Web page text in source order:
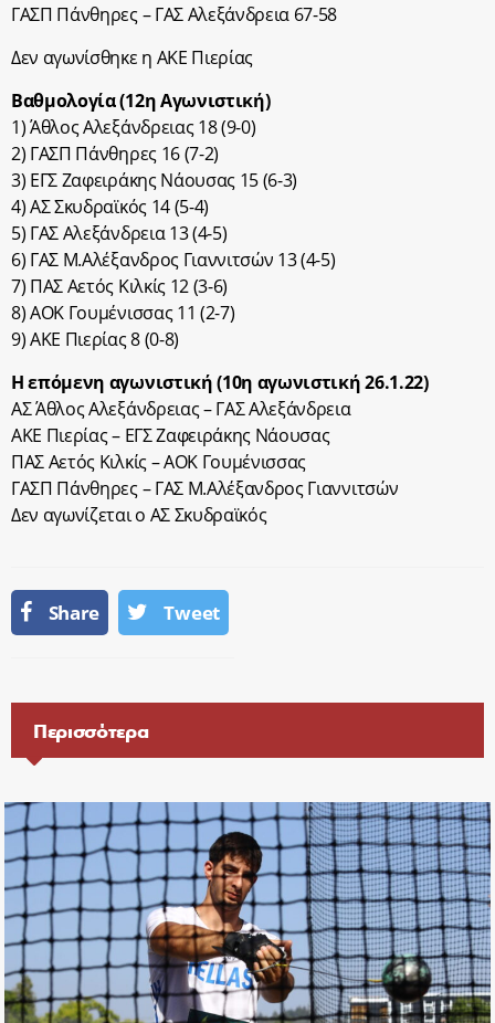
ΓΑΣΠ Πάνθηρες – ΓΑΣ Αλεξάνδρεια 67-58
Δεν αγωνίσθηκε η ΑΚΕ Πιερίας
Βαθμολογία (12η Αγωνιστική)
1) Άθλος Αλεξάνδρειας 18 (9-0)
2) ΓΑΣΠ Πάνθηρες 16 (7-2)
3) ΕΓΣ Ζαφειράκης Νάουσας 15 (6-3)
4) ΑΣ Σκυδραϊκός 14 (5-4)
5) ΓΑΣ Αλεξάνδρεια 13 (4-5)
6) ΓΑΣ Μ.Αλέξανδρος Γιαννιτσών 13 (4-5)
7) ΠΑΣ Αετός Κιλκίς 12 (3-6)
8) ΑΟΚ Γουμένισσας 11 (2-7)
9) ΑΚΕ Πιερίας 8 (0-8)
Η επόμενη αγωνιστική (10η αγωνιστική 26.1.22)
ΑΣ Άθλος Αλεξάνδρειας – ΓΑΣ Αλεξάνδρεια
ΑΚΕ Πιερίας – ΕΓΣ Ζαφειράκης Νάουσας
ΠΑΣ Αετός Κιλκίς – ΑΟΚ Γουμένισσας
ΓΑΣΠ Πάνθηρες – ΓΑΣ Μ.Αλέξανδρος Γιαννιτσών
Δεν αγωνίζεται ο ΑΣ Σκυδραϊκός
Share Tweet
Περισσότερα